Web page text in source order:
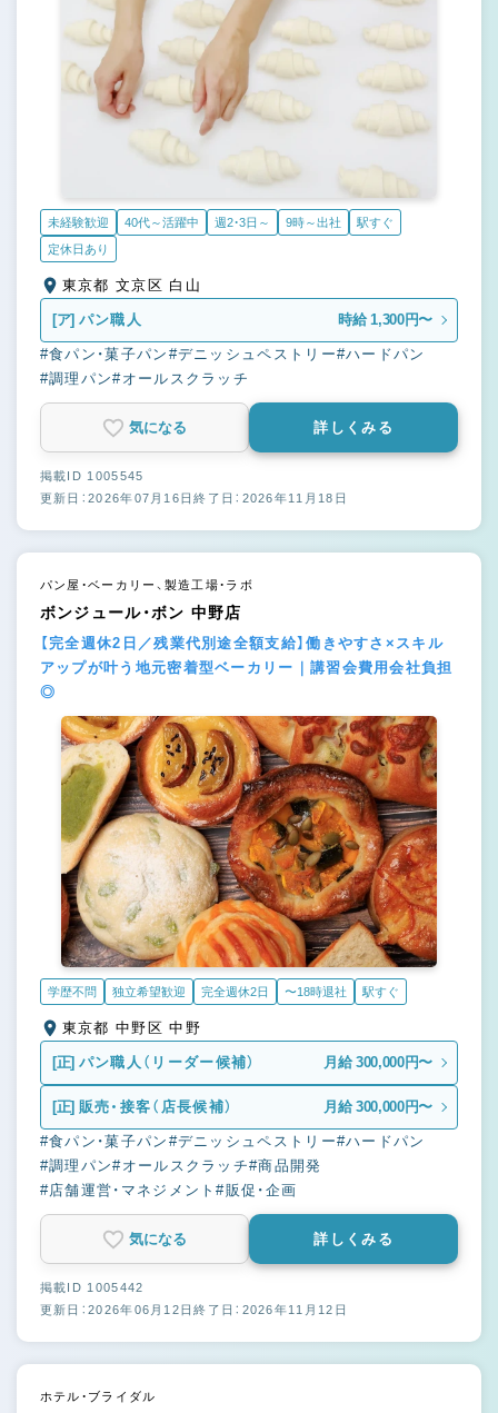
未経験歓迎 40代～活躍中 週2・3日～ 9時～出社
駅すぐ
定休日あり
東京都 文京区 白山
[ア] パン職人 時給 1,300円〜
#食パン・菓子パン #デニッシュペストリー#ハードパン
#調理パン#オールスクラッチ
気になる 詳しくみる
掲載ID 1005545
更新日：2026年07月16日終了日：2026年11月18日
パン屋・ベーカリー、製造工場・ラボ
ボンジュール・ボン 中野店
【完全週休2日／残業代別途全額支給】働きやすさ×スキル
アップが叶う地元密着型ベーカリー｜講習会費用会社負担
◎
学歴不問 独立希望歓迎 完全週休2日 〜18時退社 駅すぐ
東京都 中野区 中野
[正] パン職人（リーダー候補） 月給 300,000円〜
[正] 販売・接客（店長候補） 月給 300,000円〜
#食パン・菓子パン #デニッシュペストリー#ハードパン
#調理パン#オールスクラッチ#商品開発
#店舗運営・マネジメント#販促・企画
気になる 詳しくみる
掲載ID 1005442
更新日：2026年06月12日終了日：2026年11月12日
ホテル・ブライダル